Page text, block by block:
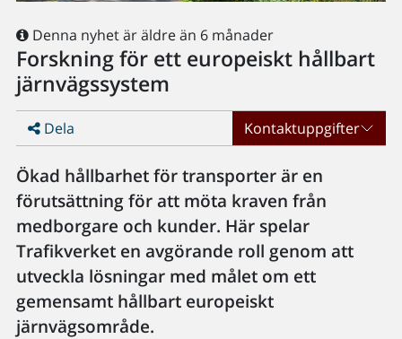
Denna nyhet är äldre än 6 månader
Forskning för ett europeiskt hållbart
järnvägssystem
Dela Kontaktuppgifter
Ökad hållbarhet för transporter är en
förutsättning för att möta kraven från
medborgare och kunder. Här spelar
Trafikverket en avgörande roll genom att
utveckla lösningar med målet om ett
gemensamt hållbart europeiskt
järnvägsområde.